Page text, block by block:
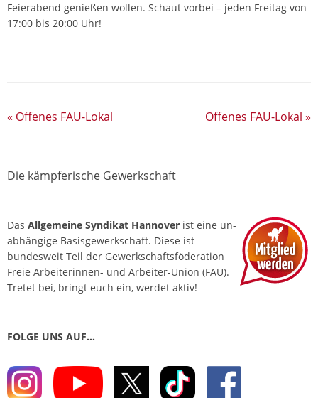
Feierabend genießen wollen. Schaut vorbei – jeden Freitag von
17:00 bis 20:00 Uhr!
« Offenes FAU-Lokal Offenes FAU-Lokal »
Die kämpferische Gewerkschaft
Das Allgemeine Syndikat Hannover ist eine un­
abhängige Basis­gewerkschaft. Diese ist
bundesweit Teil der Gewerkschafts­föderation
Freie Arbeiterinnen- und Arbeiter-Union (FAU).
Tretet bei, bringt euch ein, werdet aktiv!
FOLGE UNS AUF…